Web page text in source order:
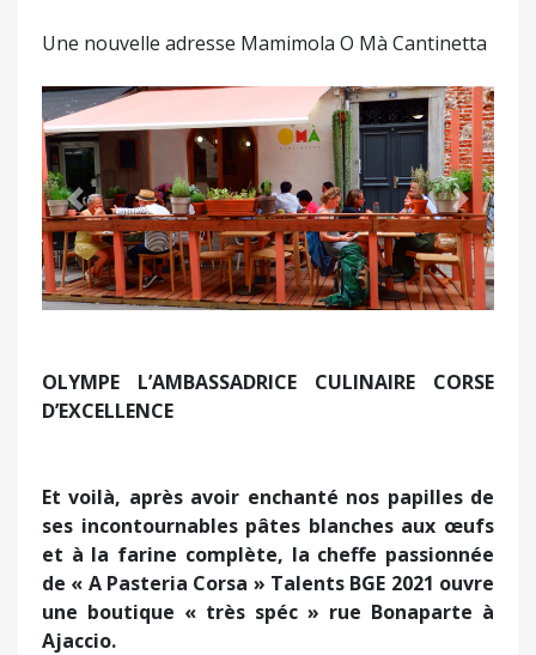
Une nouvelle adresse Mamimola O Mà Cantinetta
Précédent Suivant
OLYMPE L’AMBASSADRICE CULINAIRE CORSE
D’EXCELLENCE
Et voilà, après avoir enchanté nos papilles de
ses incontournables pâtes blanches aux œufs
et à la farine complète, la cheffe passionnée
de « A Pasteria Corsa » Talents BGE 2021 ouvre
une boutique « très spéc » rue Bonaparte à
Ajaccio.